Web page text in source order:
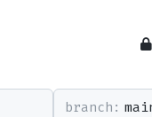
branch: